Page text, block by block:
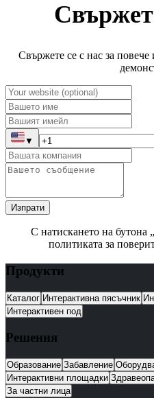
Свържете се с нас за
▼
Изпрати
С натискането на бутона
политиката за
Продукти
Каталог Интерактивна пясъчник
Интерактивен под
Решения
Образование Забавление
Интерактивни площадки
За частни лица